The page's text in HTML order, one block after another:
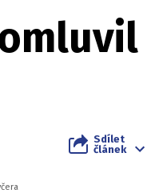
Sdílet
článek